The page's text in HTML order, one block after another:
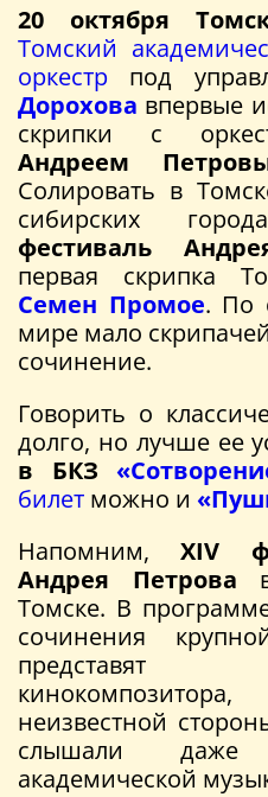
20 октября
Томский
оркестр под
Дорохова впервые
скрипки с
Андреем
Солировать в
сибирских
фестиваль
первая скрипка
Семен Промое. По
мире мало
сочинение.
Говорить о
долго, но лучше ее
в БКЗ
билет можно и
Напомним,XIV
Андрея Петрова
Томске. В
сочинения
представят
неизвестной
слышали
академической